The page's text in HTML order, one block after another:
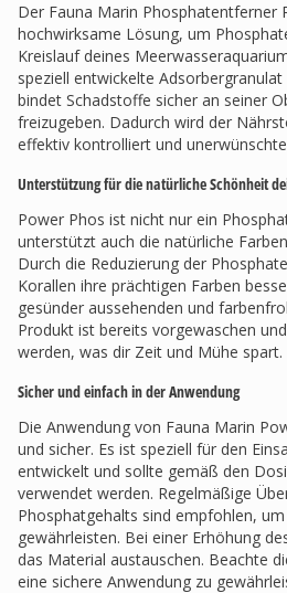
Der Fauna Marin Phosphatentferner
hochwirksame Lösung, um
Kreislauf deines
speziell entwickelte
bindet Schadstoffe sicher an seiner
freizugeben. Dadurch wird der
effektiv kontrolliert und
Unterstützung für die natürliche Schönheit
Power Phos ist nicht nur ein
unterstützt auch die natürliche
Durch die Reduzierung der
Korallen ihre prächtigen Farben
gesünder aussehenden und
Produkt ist bereits vorgewaschen
werden, was dir Zeit und Mühe spart.
Sicher und einfach in der Anwendung
Die Anwendung von Fauna Marin
und sicher. Es ist speziell für den
entwickelt und sollte gemäß den
verwendet werden. Regelmäßige
Phosphatgehalts sind empfohlen,
gewährleisten. Bei einer Erhöhung
das Material austauschen. Beachte
eine sichere Anwendung zu